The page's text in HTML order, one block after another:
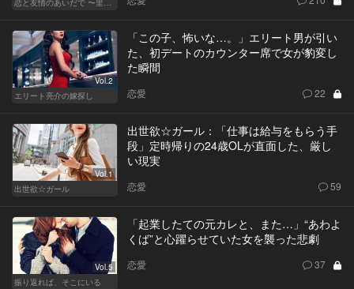
Vol.2
エリート亮介の嫁探し
「この子、怖いな…。」エリート男が引い
た、初デートのカウンター席で女が豹変し
た瞬間
恋愛 22
Vol.1
出世欲☆ガール
出世欲☆ガール：「仕事は給与をもらう手
段」定時帰りの24歳OLが直面した、厳し
い現実
恋愛 59
Vol.5
振り返れば、そこにいる
「起業したての元カレと、また…」“あわよ
くば”と心躍らせていた女を襲った悲劇
恋愛 37